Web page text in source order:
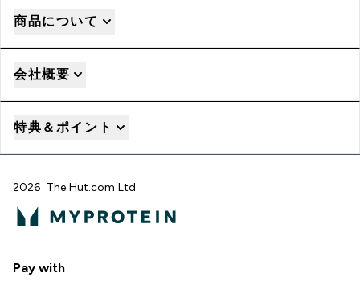
商品について
会社概要
特典＆ポイント
2026 The Hut.com Ltd
Pay with